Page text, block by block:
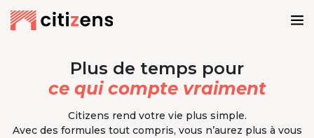
Plus de temps pour
ce qui compte vraiment
Citizens rend votre vie plus simple.
Avec des formules tout compris, vous n’aurez plus à vous